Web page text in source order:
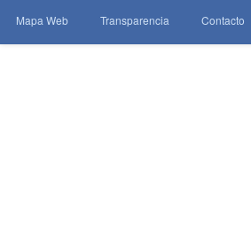
Mapa Web Transparencia Contacto